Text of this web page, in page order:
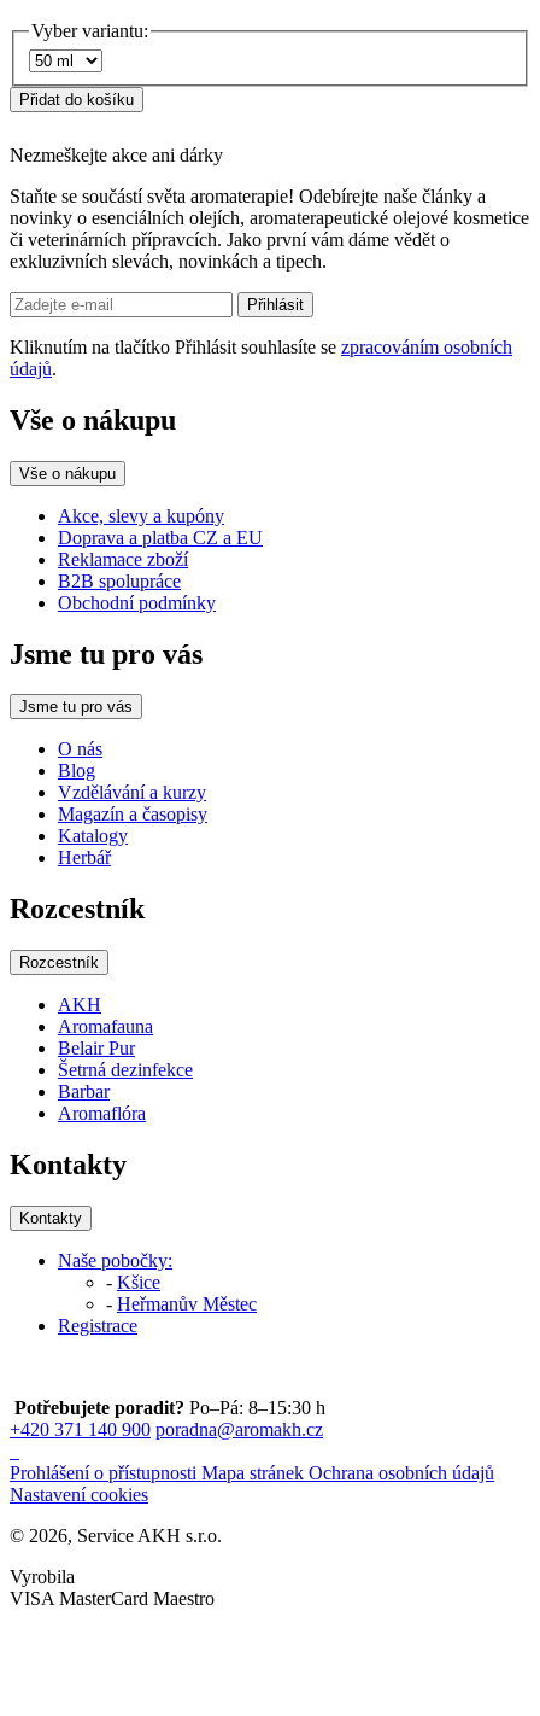
Vyber variantu:
Přidat do košíku
Nezmeškejte akce ani dárky
Staňte se součástí světa aromaterapie! Odebírejte naše články a
novinky o esenciálních olejích, aromaterapeutické olejové kosmetice
či veterinárních přípravcích. Jako první vám dáme vědět o
exkluzivních slevách, novinkách a tipech.
Přihlásit
Kliknutím na tlačítko Přihlásit souhlasíte se zpracováním osobních
údajů.
Vše o nákupu
Vše o nákupu
Akce, slevy a kupóny
Doprava a platba CZ a EU
Reklamace zboží
B2B spolupráce
Obchodní podmínky
Jsme tu pro vás
Jsme tu pro vás
O nás
Blog
Vzdělávání a kurzy
Magazín a časopisy
Katalogy
Herbář
Rozcestník
Rozcestník
AKH
Aromafauna
Belair Pur
Šetrná dezinfekce
Barbar
Aromaflóra
Kontakty
Kontakty
Naše pobočky:
- Kšice
- Heřmanův Městec
Registrace
Potřebujete poradit? Po–Pá: 8–15:30 h
+420 371 140 900 poradna@aromakh.cz
Prohlášení o přístupnosti Mapa stránek Ochrana osobních údajů
Nastavení cookies
© 2026, Service AKH s.r.o.
Vyrobila
VISA MasterCard Maestro